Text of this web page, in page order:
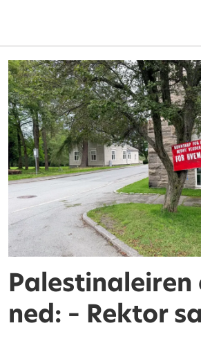
ned: – Rektor